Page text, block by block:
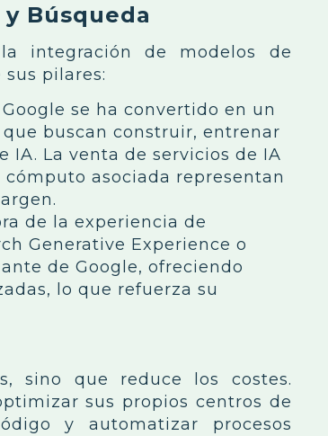
Búsqueda
integración de modelos de
pilares:
se ha convertido en un
buscan construir, entrenar
IA. La venta de servicios de IA
asociada representan
de la experiencia de
Generative Experience o
de Google, ofreciendo
lo que refuerza su
sino que reduce los costes.
sus propios centros de
y automatizar procesos